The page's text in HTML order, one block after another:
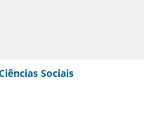
Sociais